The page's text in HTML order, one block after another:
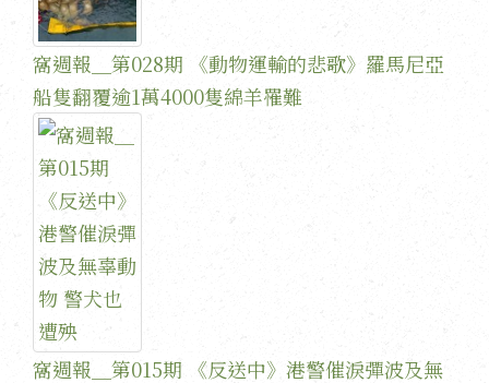
窩週報＿第028期 《動物運輸的悲歌》羅馬尼亞
船隻翻覆逾1萬4000隻綿羊罹難
窩週報＿第015期 《反送中》港警催淚彈波及無